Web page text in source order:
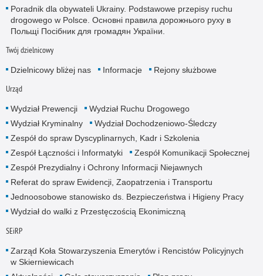
Poradnik dla obywateli Ukrainy. Podstawowe przepisy ruchu
drogowego w Polsce. Основні правила дорожнього руху в
Польщі Посібник для громадян України.
Twój dzielnicowy
Dzielnicowy bliżej nas Informacje Rejony służbowe
Urząd
Wydział Prewencji
Wydział Ruchu Drogowego
Wydział Kryminalny
Wydział Dochodzeniowo-Śledczy
Zespół do spraw Dyscyplinarnych, Kadr i Szkolenia
Zespół Łączności i Informatyki
Zespół Komunikacji Społecznej
Zespół Prezydialny i Ochrony Informacji Niejawnych
Referat do spraw Ewidencji, Zaopatrzenia i Transportu
Jednoosobowe stanowisko ds. Bezpieczeństwa i Higieny Pracy
Wydział do walki z Przestęczością Ekonimiczną
SEiRP
Zarząd Koła Stowarzyszenia Emerytów i Rencistów Policyjnych
w Skierniewicach